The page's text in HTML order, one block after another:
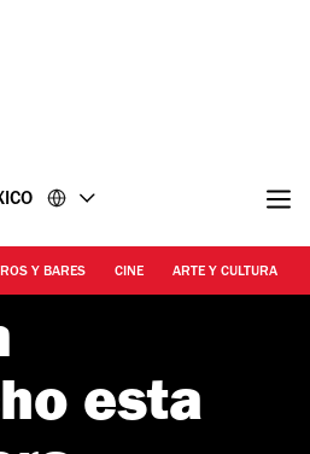
Y BARES CINE ARTE Y CULTURA
esta